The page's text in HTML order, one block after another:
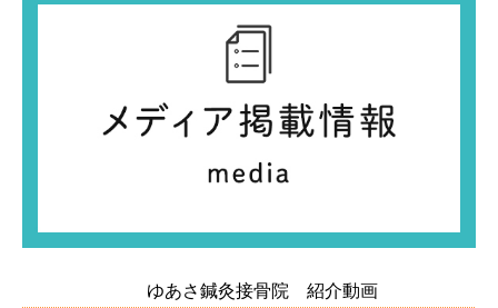
ゆあさ鍼灸接骨院 紹介動画